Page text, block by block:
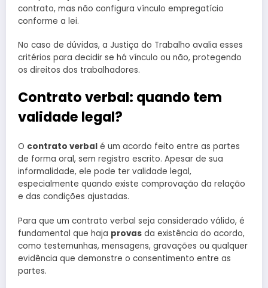
contrato, mas não configura vínculo empregatício
conforme a lei.
No caso de dúvidas, a Justiça do Trabalho avalia esses
critérios para decidir se há vínculo ou não, protegendo
os direitos dos trabalhadores.
Contrato verbal: quando tem
validade legal?
O contrato verbal é um acordo feito entre as partes
de forma oral, sem registro escrito. Apesar de sua
informalidade, ele pode ter validade legal,
especialmente quando existe comprovação da relação
e das condições ajustadas.
Para que um contrato verbal seja considerado válido, é
fundamental que haja provas da existência do acordo,
como testemunhas, mensagens, gravações ou qualquer
evidência que demonstre o consentimento entre as
partes.